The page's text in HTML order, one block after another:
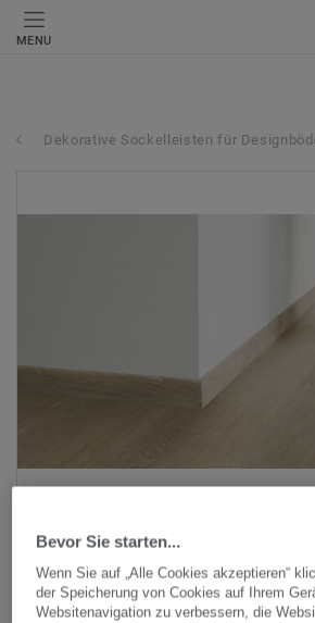
MENU
Dekorative Sockelleisten für
Bevor Sie starten...
Wenn Sie auf „Alle Cookies akzeptieren“
der Speicherung von Cookies auf Ihrem
Websitenavigation zu verbessern, die